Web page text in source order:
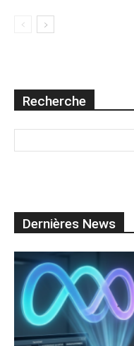
Recherche
Dernières News